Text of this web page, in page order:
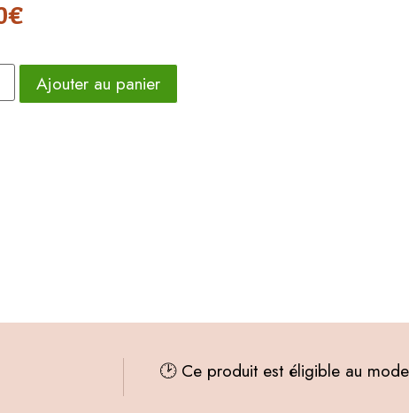
€
Ajouter au panier
🕑 Ce produit est éligible au